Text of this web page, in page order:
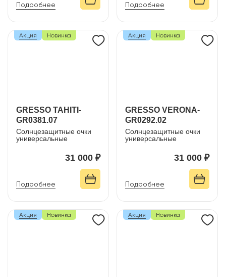
Подробнее Подробнее
GRESSO TAHITI-
GR0381.07
Солнцезащитные очки
универсальные
31 000 ₽
Подробнее
Акция Новинка
GRESSO VERONA-
GR0292.02
Солнцезащитные очки
универсальные
31 000 ₽
Подробнее
Акция Новинка
Акция Новинка Акция Новинка